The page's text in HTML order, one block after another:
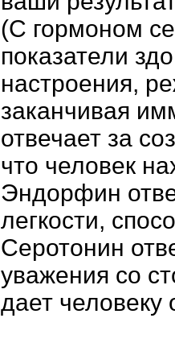
(С гормоном
показатели
настроения,
заканчивая
отвечает за
что человек
Эндорфин
легкости,
Серотонин
уважения со
дает